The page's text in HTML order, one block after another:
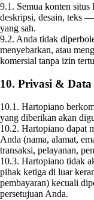
9.1. Semua konten
deskripsi, desain, teks
yang sah.
9.2. Anda tidak
menyebarkan, atau
komersial tanpa izin
10. Privasi &
10.1. Hartopiano
yang diberikan akan
10.2. Hartopiano dapat
Anda (nama, alamat,
transaksi, pelayanan,
10.3. Hartopiano tidak
pihak ketiga di luar
pembayaran) kecuali
persetujuan Anda.